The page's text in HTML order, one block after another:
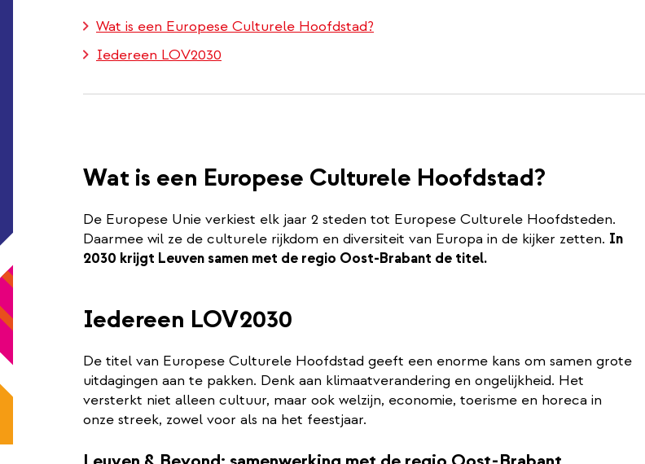
Wat is een Europese Culturele Hoofdstad?
Iedereen LOV2030
Wat is een Europese Culturele Hoofdstad?
De Europese Unie verkiest elk jaar 2 steden tot Europese Culturele Hoofdsteden.
Daarmee wil ze de culturele rijkdom en diversiteit van Europa in de kijker zetten. In
2030 krijgt Leuven samen met de regio Oost-Brabant de titel.
Iedereen LOV2030
De titel van Europese Culturele Hoofdstad geeft een enorme kans om samen grote
uitdagingen aan te pakken. Denk aan klimaatverandering en ongelijkheid. Het
versterkt niet alleen cultuur, maar ook welzijn, economie, toerisme en horeca in
onze streek, zowel voor als na het feestjaar.